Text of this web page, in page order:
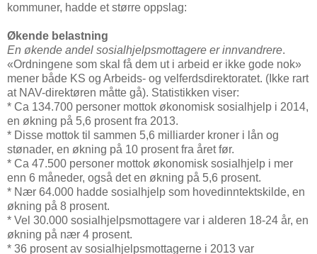
kommuner, hadde et større oppslag:
Økende belastning
En økende andel sosialhjelpsmottagere er innvandrere.
«Ordningene som skal få dem ut i arbeid er ikke gode nok»
mener både KS og Arbeids- og velferdsdirektoratet. (Ikke rart
at NAV-direktøren måtte gå). Statistikken viser:
* Ca 134.700 personer mottok økonomisk sosialhjelp i 2014,
en økning på 5,6 prosent fra 2013.
* Disse mottok til sammen 5,6 milliarder kroner i lån og
stønader, en økning på 10 prosent fra året før.
* Ca 47.500 personer mottok økonomisk sosialhjelp i mer
enn 6 måneder, også det en økning på 5,6 prosent.
* Nær 64.000 hadde sosialhjelp som hovedinntektskilde, en
økning på 8 prosent.
* Vel 30.000 sosialhjelpsmottagere var i alderen 18-24 år, en
økning på nær 4 prosent.
* 36 prosent av sosialhjelpsmottagerne i 2013 var